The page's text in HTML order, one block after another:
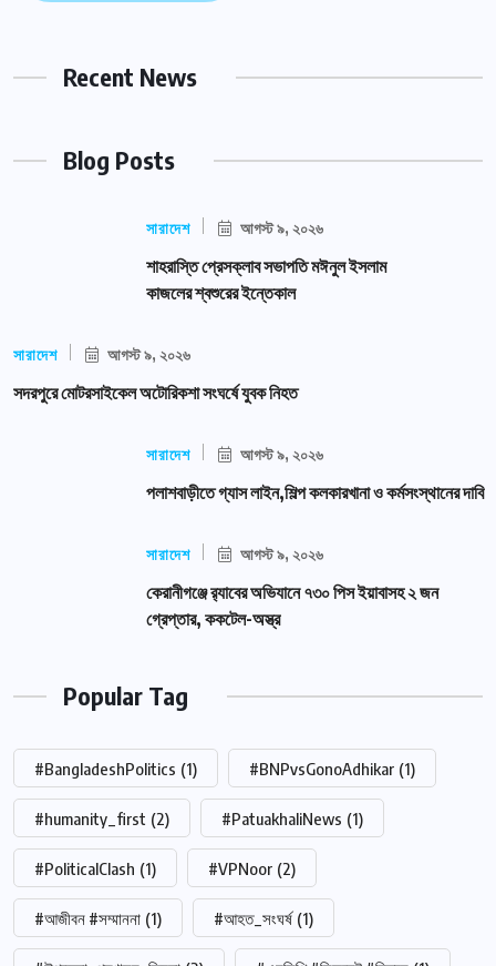
Recent News
Blog Posts
সারাদেশ আগস্ট ৯, ২০২৬
শাহরাস্তি প্রেসক্লাব সভাপতি মঈনুল ইসলাম
কাজলের শ্বশুরের ইন্তেকাল
সারাদেশ আগস্ট ৯, ২০২৬
সদরপুরে মোটরসাইকেল অটোরিকশা সংঘর্ষে যুবক নিহত
সারাদেশ আগস্ট ৯, ২০২৬
পলাশবাড়ীতে গ্যাস লাইন,শিল্প কলকারখানা ও কর্মসংস্থানের দাবি
সারাদেশ আগস্ট ৯, ২০২৬
কেরানীগঞ্জে র‍্যাবের অভিযানে ৭৩০ পিস ইয়াবাসহ ২ জন
গ্রেপ্তার, ককটেল-অস্ত্র
Popular Tag
#BangladeshPolitics (1) #BNPvsGonoAdhikar (1)
#humanity_first (2) #PatuakhaliNews (1)
#PoliticalClash (1) #VPNoor (2)
#আজীবন #সম্মাননা (1) #আহত_সংঘর্ষ (1)